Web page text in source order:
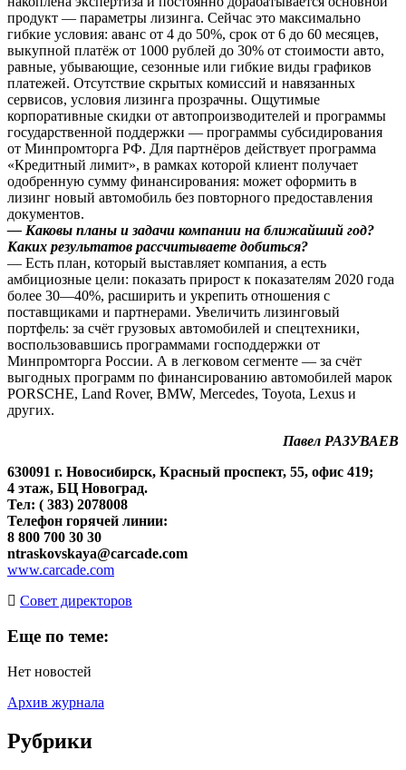
продукт — параметры лизинга. Сейчас это максимально
гибкие условия: аванс от 4 до 50%, срок от 6 до 60 месяцев,
выкупной платёж от 1000 рублей до 30% от стоимости авто,
равные, убывающие, сезонные или гибкие виды графиков
платежей. Отсутствие скрытых комиссий и навязанных
сервисов, условия лизинга прозрачны. Ощутимые
корпоративные скидки от автопроизводителей и программы
государственной поддержки — программы субсидирования
от Минпромторга РФ. Для партнёров действует программа
«Кредитный лимит», в рамках которой клиент получает
одобренную сумму финансирования: может оформить в
лизинг новый автомобиль без повторного предоставления
документов.
— Каковы планы и задачи компании на ближайший год?
Каких результатов рассчитываете добиться?
— Есть план, который выставляет компания, а есть
амбициозные цели: показать прирост к показателям 2020 года
более 30—40%, расширить и укрепить отношения с
поставщиками и партнерами. Увеличить лизинговый
портфель: за счёт грузовых автомобилей и спецтехники,
воспользовавшись программами господдержки от
Минпромторга России. А в легковом сегменте — за счёт
выгодных программ по финансированию автомобилей марок
PORSCHE, Land Rover, BMW, Mercedes, Toyota, Lexus и
других.
Павел РАЗУВАЕВ
630091 г. Новосибирск, Красный проспект, 55, офис 419;
4 этаж, БЦ Новоград.
Тел: ( 383) 2078008
Телефон горячей линии:
8 800 700 30 30
ntraskovskaya@carcade.com
www.carcade.com
Cовет директоров
Еще по теме:
Нет новостей
Архив журнала
Рубрики